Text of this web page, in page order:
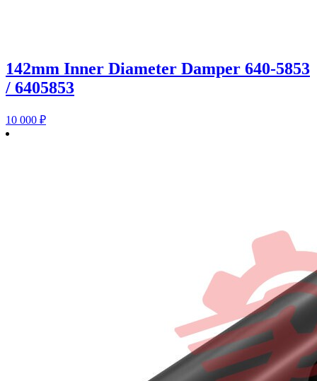
142mm Inner Diameter Damper 640-5853
/ 6405853
10 000 ₽